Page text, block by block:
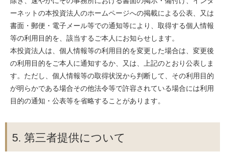
ーネットの本投資法人のホームページへの掲載による公表、又は
書面・郵便・電子メール等での通知等により、取得する個人情報
等の利用目的を、該当するご本人にお知らせします。
本投資法人は、個人情報等の利用目的を変更した場合は、変更後
の利用目的をご本人に通知するか、又は、上記のとおり公表しま
す。ただし、個人情報等の取得状況から判断して、その利用目的
が明らかである場合その他法令等で許容されている場合には利用
目的の通知・公表等を省略することがあります。
5. 第三者提供について